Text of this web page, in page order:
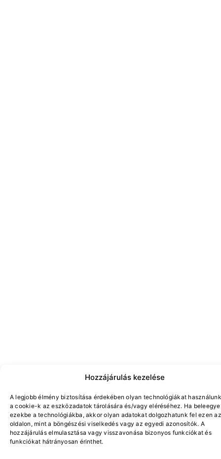
Hozzájárulás kezelése
A legjobb élmény biztosítása érdekében olyan technológiákat
a cookie-k az eszközadatok tárolására és/vagy eléréséhez. Ha
ezekbe a technológiákba, akkor olyan adatokat dolgozhatunk fel ezen az
oldalon, mint a böngészési viselkedés vagy az egyedi azonosítók. A
hozzájárulás elmulasztása vagy visszavonása bizonyos funkciókat és
funkciókat hátrányosan érinthet.